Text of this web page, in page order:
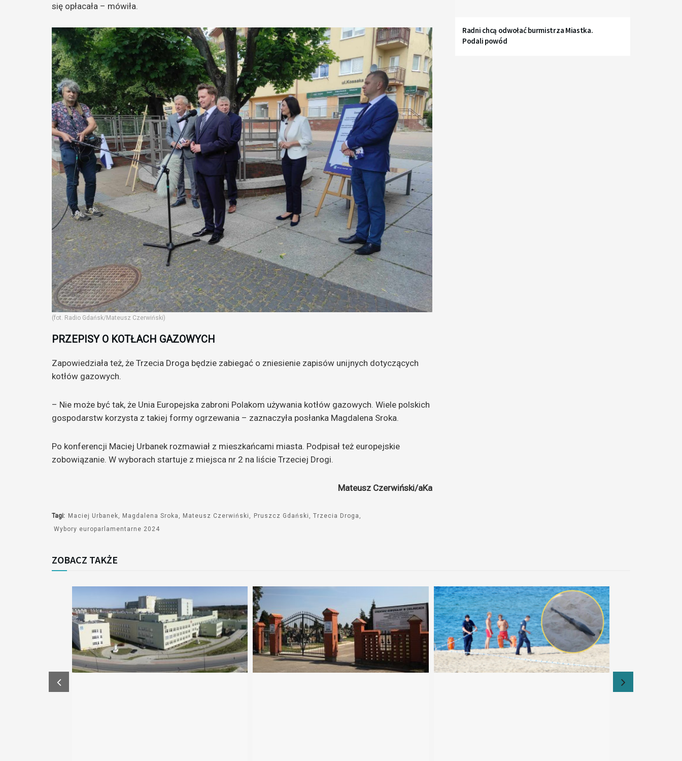
się opłacała – mówiła.
(fot. Radio Gdańsk/Mateusz Czerwiński)
PRZEPISY O KOTŁACH GAZOWYCH
Zapowiedziała też, że Trzecia Droga będzie zabiegać o zniesienie zapisów unijnych dotyczących
kotłów gazowych.
– Nie może być tak, że Unia Europejska zabroni Polakom używania kotłów gazowych. Wiele polskich
gospodarstw korzysta z takiej formy ogrzewania – zaznaczyła posłanka Magdalena Sroka.
Po konferencji Maciej Urbanek rozmawiał z mieszkańcami miasta. Podpisał też europejskie
zobowiązanie. W wyborach startuje z miejsca nr 2 na liście Trzeciej Drogi.
Mateusz Czerwiński/aKa
Tagi: Maciej Urbanek Magdalena Sroka Mateusz Czerwiński Pruszcz Gdański
Trzecia Droga
Wybory europarlamentarne 2024
Radni chcą odwołać burmistrza Miastka.
Podali powód
ZOBACZ TAKŻE